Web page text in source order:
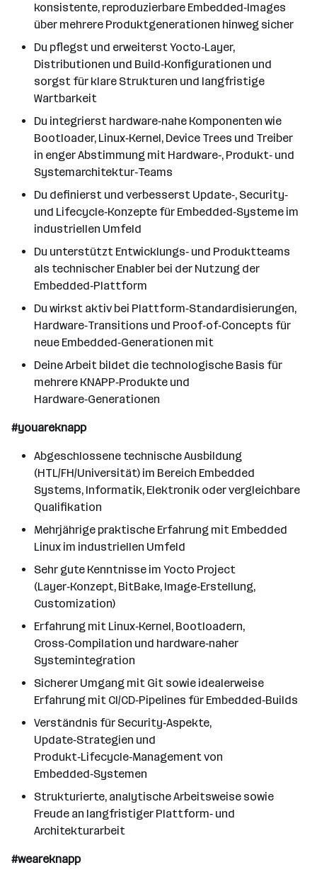
konsistente, reproduzierbare Embedded‑Images
über mehrere Produktgenerationen hinweg sicher
Du pflegst und erweiterst Yocto‑Layer,
Distributionen und Build‑Konfigurationen und
sorgst für klare Strukturen und langfristige
Wartbarkeit
Du integrierst hardware‑nahe Komponenten wie
Bootloader, Linux‑Kernel, Device Trees und Treiber
in enger Abstimmung mit Hardware‑, Produkt‑ und
Systemarchitektur‑Teams
Du definierst und verbesserst Update‑, Security‑
und Lifecycle‑Konzepte für Embedded‑Systeme im
industriellen Umfeld
Du unterstützt Entwicklungs‑ und Produktteams
als technischer Enabler bei der Nutzung der
Embedded‑Plattform
Du wirkst aktiv bei Plattform‑Standardisierungen,
Hardware‑Transitions und Proof‑of‑Concepts für
neue Embedded‑Generationen mit
Deine Arbeit bildet die technologische Basis für
mehrere KNAPP‑Produkte und
Hardware‑Generationen
#youareknapp
Abgeschlossene technische Ausbildung
(HTL/FH/Universität) im Bereich Embedded
Systems, Informatik, Elektronik oder vergleichbare
Qualifikation
Mehrjährige praktische Erfahrung mit Embedded
Linux im industriellen Umfeld
Sehr gute Kenntnisse im Yocto Project
(Layer‑Konzept, BitBake, Image‑Erstellung,
Customization)
Erfahrung mit Linux‑Kernel, Bootloadern,
Cross‑Compilation und hardware‑naher
Systemintegration
Sicherer Umgang mit Git sowie idealerweise
Erfahrung mit CI/CD‑Pipelines für Embedded‑Builds
Verständnis für Security‑Aspekte,
Update‑Strategien und
Produkt‑Lifecycle‑Management von
Embedded‑Systemen
Strukturierte, analytische Arbeitsweise sowie
Freude an langfristiger Plattform‑ und
Architekturarbeit
#weareknapp